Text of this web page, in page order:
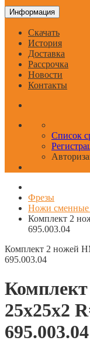
Информация
Скачать
История
Доставка
Рассрочка
Новости
Контакты
Список
Фрезы
Ножи сменные
Комплект 2
695.003.04
Комплект 2 ножей
695.003.04
25x25x2
695.003.04